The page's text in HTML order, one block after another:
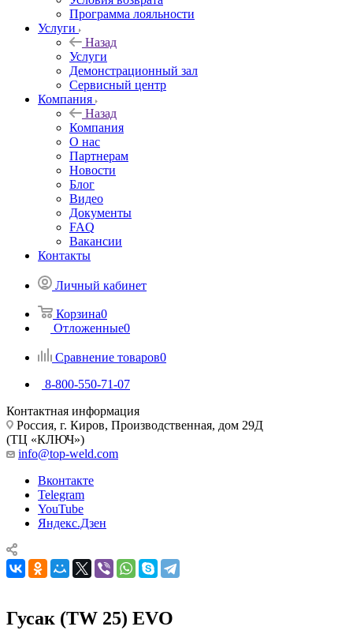
Программа лояльности
Услуги
Назад
Услуги
Демонстрационный зал
Сервисный центр
Компания
Назад
Компания
О нас
Партнерам
Новости
Блог
Видео
Документы
FAQ
Вакансии
Контакты
Личный кабинет
Корзина0
Отложенные0
Сравнение товаров0
8-800-550-71-07
Контактная информация
Россия, г. Киров, Производственная, дом 29Д
(ТЦ «КЛЮЧ»)
info@top-weld.com
Вконтакте
Telegram
YouTube
Яндекс.Дзен
Гусак (TW 25) EVO